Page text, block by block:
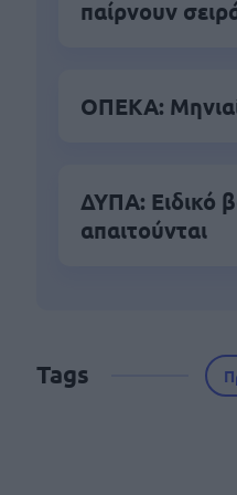
παίρνουν
ΟΠΕΚΑ:
ΔΥΠΑ: Ειδικό
απαιτούνται
Tags